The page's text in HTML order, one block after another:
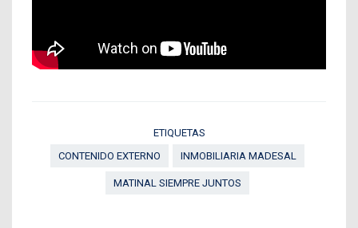
ETIQUETAS
CONTENIDO EXTERNO
INMOBILIARIA MADESAL
MATINAL SIEMPRE JUNTOS